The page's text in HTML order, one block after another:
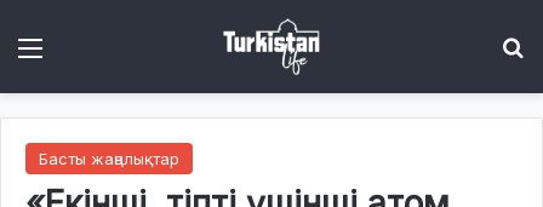
Басты жаңалықтар